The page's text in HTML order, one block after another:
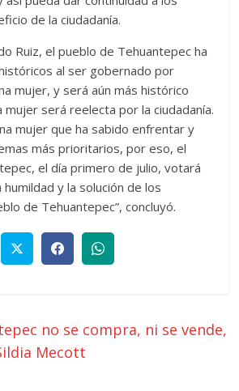
de la ciudadanía.
Ruiz, el pueblo de Tehuantepec ha
al ser gobernado por
mujer, y será aún más histórico
será reelecta por la ciudadanía.
mujer que ha sabido enfrentar y
más prioritarios, por eso, el
el día primero de julio, votará
y la solución de los
de Tehuantepec”, concluyó.
no se compra, ni se vende,
Mecott